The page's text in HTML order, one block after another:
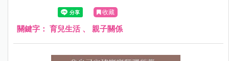
收藏
關鍵字： 育兒生活、 親子關係